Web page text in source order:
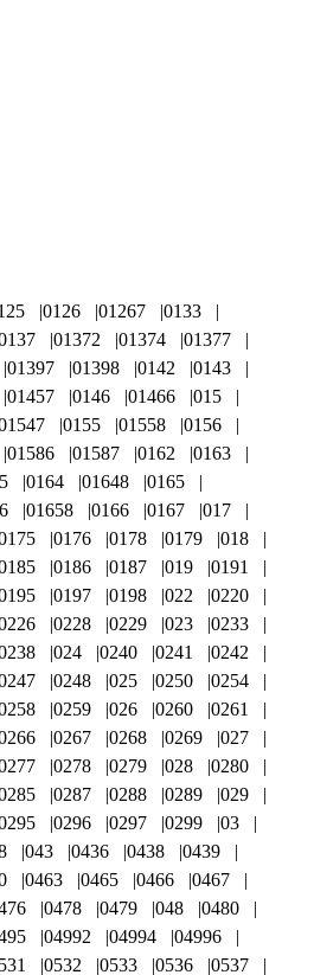
0126 01267
0133
01372 01374
01377
01397 01398 0142
0143
01457 0146 01466
015
0155 01558
0156
01586 01587 0162
0163
0164 01648
0165
01658 0166 0167
017
0176 0178 0179
018
0186 0187 019
0191
0197 0198 022
0220
0228 0229 023
0233
024 0240 0241
0242
0248 025 0250
0254
0259 026 0260
0261
0267 0268 0269
027
0278 0279 028
0280
0287 0288 0289
029
0296 0297 0299
03
043 0436 0438
0439
0463 0465 0466
0467
0478 0479 048
0480
04992 04994
04996
0532 0533 0536 0537